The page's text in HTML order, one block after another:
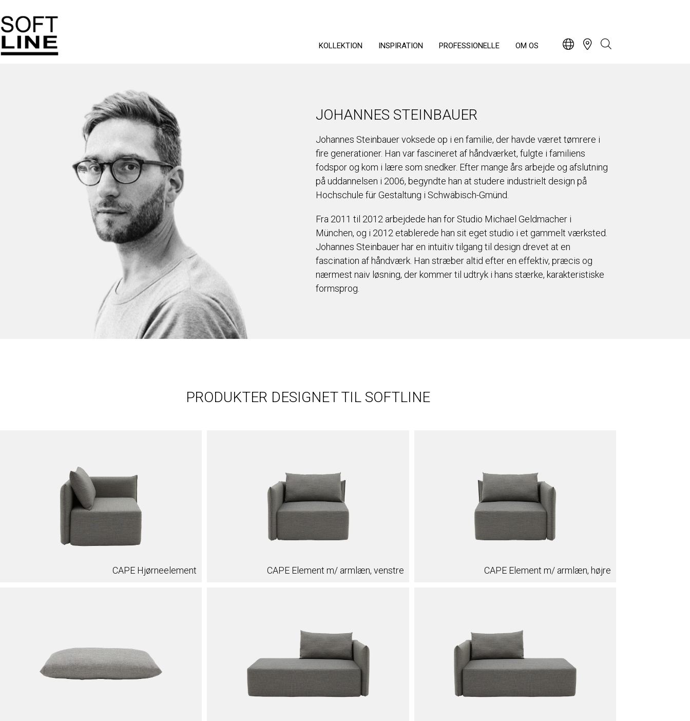
KOLLEKTION INSPIRATION PROFESSIONELLE OM OS
JOHANNES STEINBAUER
Johannes Steinbauer voksede op i en familie, der havde været tømrere i
fire generationer. Han var fascineret af håndværket, fulgte i familiens
fodspor og kom i lære som snedker. Efter mange års arbejde og afslutning
på uddannelsen i 2006, begyndte han at studere industrielt design på
Hochschule für Gestaltung i Schwäbisch-Gmünd.
Fra 2011 til 2012 arbejdede han for Studio Michael Geldmacher i
München, og i 2012 etablerede han sit eget studio i et gammelt værksted.
Johannes Steinbauer har en intuitiv tilgang til design drevet at en
fascination af håndværk. Han stræber altid efter en effektiv, præcis og
nærmest naiv løsning, der kommer til udtryk i hans stærke, karakteristiske
formsprog.
PRODUKTER DESIGNET TIL SOFTLINE
CAPE Hjørneelement CAPE Element m/ armlæn, venstre CAPE Element m/ armlæn, højre